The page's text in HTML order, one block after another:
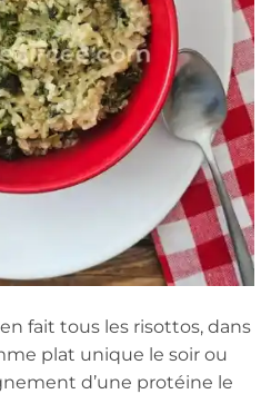
fait tous les risottos, dans
plat unique le soir ou
d’une protéine le